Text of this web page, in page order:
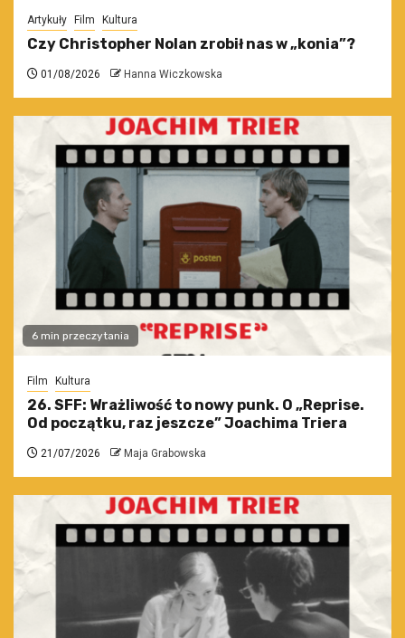
Artykuły Film Kultura
Czy Christopher Nolan zrobił nas w „konia”?
01/08/2026 Hanna Wiczkowska
6 min przeczytania
Film Kultura
26. SFF: Wrażliwość to nowy punk. O „Reprise.
Od początku, raz jeszcze” Joachima Triera
21/07/2026 Maja Grabowska